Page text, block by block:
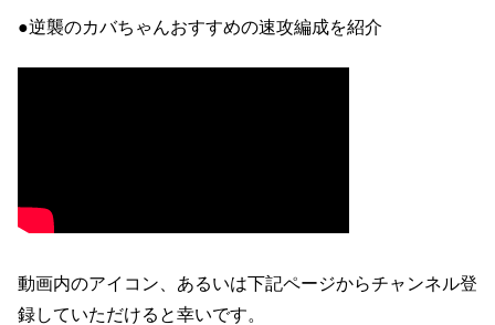
●逆襲のカバちゃんおすすめの速攻編成を紹介
動画内のアイコン、あるいは下記ページからチャンネル登
録していただけると幸いです。